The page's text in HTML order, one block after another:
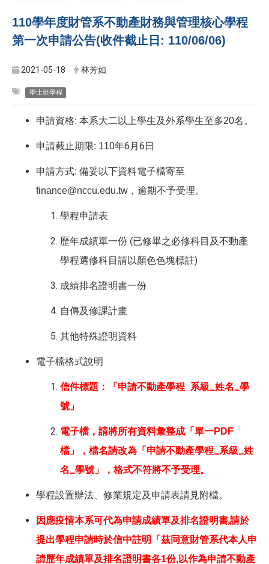
110學年度財管系不動產財務與管理核心學程
第一次申請公告(收件截止日: 110/06/06)
2021-05-18 林芳如
學士班學程
申請資格: 本系大二以上學生及外系學生至多20名。
申請截止期限: 110年6月6日
申請方式: 備妥以下資料電子檔寄至
finance@nccu.edu.tw ，逾期不予受理。
學程申請表
歷年成績單一份 (已修畢之必修科目及不動產
學程選修科目請以顏色色塊標註)
成績排名證明書一份
自傳及修課計畫
其他特殊證明資料
電子檔格式說明
信件標題：「申請不動產學程_ 系級_姓名_學
號」
電子檔，請將所有資料彙整成「單一PDF
檔」，檔名請改為「申請不動產學程_系級_姓
名_學號」，格式不符將不予受理。
學程設置辦法、修業規定及申請表請見附檔。
因應疫情本系可代為申請成績單及排名證明書,請於
提出學程申請時於信中註明
「茲同意財管系代本人申
請歷年成績單及排名證明書各1份,以作為申請不動產